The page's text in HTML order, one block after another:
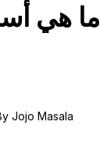
ما هي
Jojo Masala